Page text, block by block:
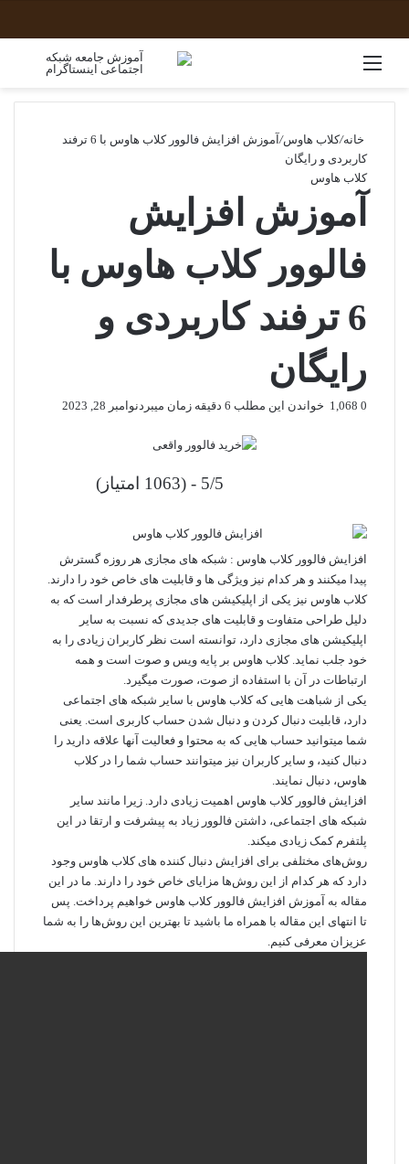
خانه/کلاب هاوس/
آموزش افزایش فالوور کلاب هاوس با 6 ترفند
کاربردی و رایگان
کلاب هاوس
آموزش افزایش
فالوور کلاب هاوس با
6 ترفند کاربردی و
رایگان
نوامبر 28, 2023 0 خواندن این مطلب 6 دقیقه زمان میبرد
5/5 - (1063 امتیاز)
افزایش فالوور کلاب هاوس : شبکه‌ های مجازی هر روزه گسترش
پیدا میکنند و هر کدام نیز ویژگی ها و قابلیت‌ های خاص خود را دارند.
کلاب هاوس نیز یکی از اپلیکیشن‌ های مجازی پرطرفدار است که به
دلیل طراحی متفاوت و قابلیت های جدیدی که نسبت به سایر
اپلیکیشن‌ های مجازی دارد، توانسته است نظر کاربران زیادی را به
خود جلب نماید. کلاب هاوس بر پایه ویس و صوت است و همه
ارتباطات در آن با استفاده از صوت، صورت میگیرد.
یکی از شباهت‌ هایی که کلاب هاوس با سایر شبکه‌ های اجتماعی
دارد، قابلیت دنبال کردن و دنبال شدن حساب کاربری است. یعنی
شما میتوانید حساب‌ هایی که به محتوا و فعالیت آنها علاقه دارید را
دنبال کنید، و سایر کاربران نیز میتوانند حساب شما را در کلاب
هاوس، دنبال نمایند.
افزایش فالوور کلاب هاوس اهمیت زیادی دارد. زیرا مانند سایر
شبکه‌ های اجتماعی، داشتن فالوور زیاد به پیشرفت و ارتقا در این
پلتفرم کمک زیادی میکند.
روش‌های مختلفی برای افزایش دنبال کننده های کلاب هاوس وجود
دارد که هر کدام از این روش‌ها مزایای خاص خود را دارند. ما در این
مقاله به آموزش افزایش فالوور کلاب هاوس خواهیم پرداخت. پس
تا انتهای این مقاله با همراه ما باشید تا بهترین این روش‌ها را به شما
عزیزان معرفی کنیم.